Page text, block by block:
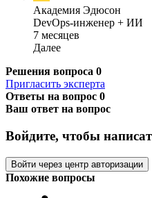
Академия Эдюсон
DevOps-инженер + ИИ
7 месяцев
Далее
Решения вопроса 0
Пригласить эксперта
Ответы на вопрос 0
Ваш ответ на вопрос
Войдите, чтобы
Войти через центр авторизации
Похожие вопросы